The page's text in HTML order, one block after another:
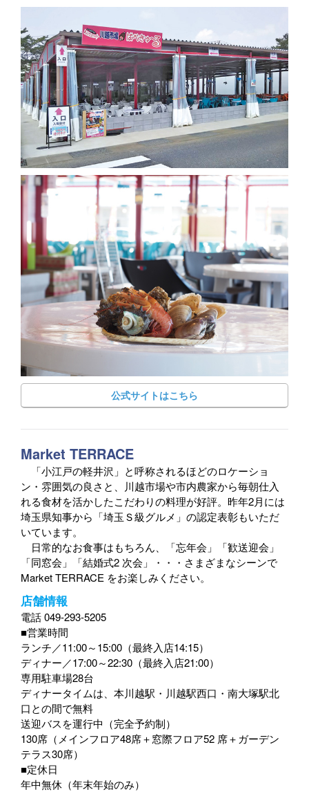
公式サイトはこちら
Market TERRACE
「小江戸の軽井沢」と呼称されるほどのロケーショ
ン・雰囲気の良さと、川越市場や市内農家から毎朝仕入
れる食材を活かしたこだわりの料理が好評。昨年2月には
埼玉県知事から「埼玉Ｓ級グルメ」の認定表彰もいただ
いています。
日常的なお食事はもちろん、「忘年会」「歓送迎会」
「同窓会」「結婚式2 次会」・・・さまざまなシーンで
Market TERRACE をお楽しみください。
店舗情報
電話 049-293-5205
■営業時間
ランチ／11:00～15:00（最終入店14:15）
ディナー／17:00～22:30（最終入店21:00）
専用駐車場28台
ディナータイムは、本川越駅・川越駅西口・南大塚駅北
口との間で無料
送迎バスを運行中（完全予約制）
130席（メインフロア48席＋窓際フロア52 席＋ガーデン
テラス30席）
■定休日
年中無休（年末年始のみ）